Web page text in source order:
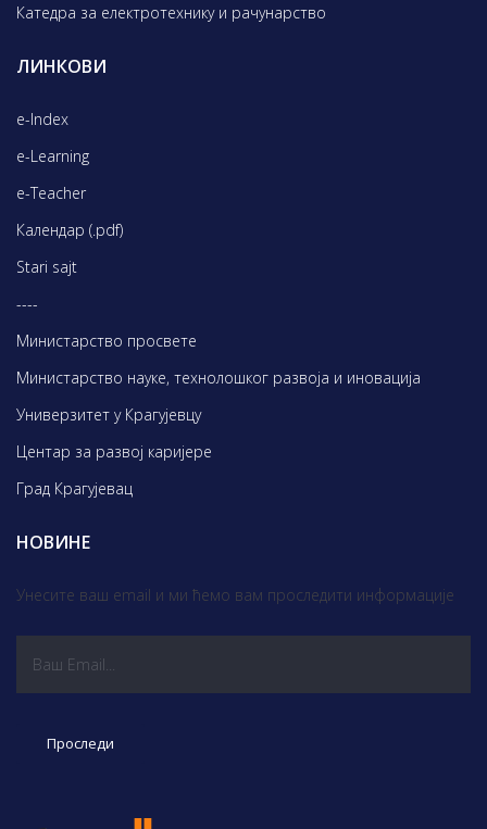
Катедра за електротехнику и рачунарство
ЛИНКОВИ
e-Index
e-Learning
e-Teacher
Календар (.pdf)
Stari sajt
----
Министарство просвете
Министарство науке, технолошког развоја и иновација
Универзитет у Крагујевцу
Центар за развој каријере
Град Крагујевац
НОВИНЕ
Унесите ваш email и ми ћемо вам проследити информације